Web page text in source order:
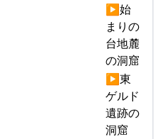
▶始
まりの
台地麓
の洞窟
▶東
ゲルド
遺跡の
洞窟